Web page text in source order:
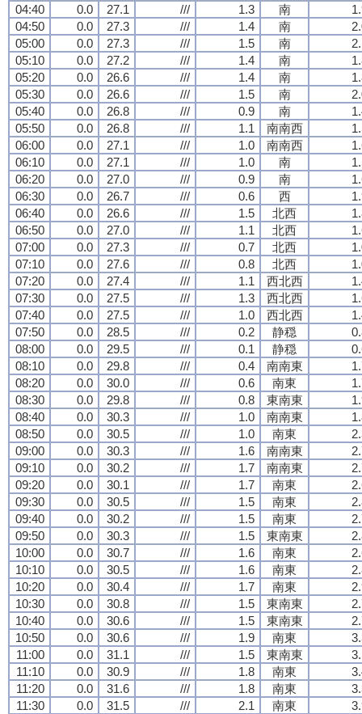
04:40
0.0 27.1 /// 1.3 南
04:50
0.0 27.3 /// 1.4 南
05:00
0.0 27.3 /// 1.5 南
05:10
0.0 27.2 /// 1.4 南
05:20
0.0 26.6 /// 1.4 南
05:30
0.0 26.6 /// 1.5 南
05:40
0.0 26.8 /// 0.9 南
05:50
0.0 26.8 /// 1.1 南南西
06:00
0.0 27.1 /// 1.0 南南西
06:10
0.0 27.1 /// 1.0 南
06:20
0.0 27.0 /// 0.9 南
06:30
0.0 26.7 /// 0.6 西
06:40
0.0 26.6 /// 1.5 北西
06:50
0.0 27.0 /// 1.1 北西
07:00
0.0 27.3 /// 0.7 北西
07:10
0.0 27.6 /// 0.8 北西
07:20
0.0 27.4 /// 1.1 西北西
07:30
0.0 27.5 /// 1.3 西北西
07:40
0.0 27.5 /// 1.0 西北西
07:50
0.0 28.5 /// 0.2 静穏
08:00
0.0 29.5 /// 0.1 静穏
08:10
0.0 29.8 /// 0.4 南南東
08:20
0.0 30.0 /// 0.6 南東
08:30
0.0 29.8 /// 0.8 東南東
08:40
0.0 30.3 /// 1.0 南南東
08:50
0.0 30.5 /// 1.0 南東
09:00
0.0 30.3 /// 1.6 南南東
09:10
0.0 30.2 /// 1.7 南南東
09:20
0.0 30.1 /// 1.7 南東
09:30
0.0 30.5 /// 1.5 南東
09:40
0.0 30.2 /// 1.5 南東
09:50
0.0 30.3 /// 1.5 東南東
10:00
0.0 30.7 /// 1.6 南東
10:10
0.0 30.5 /// 1.6 南東
10:20
0.0 30.4 /// 1.7 南東
10:30
0.0 30.8 /// 1.5 東南東
10:40
0.0 30.6 /// 1.5 東南東
10:50
0.0 30.6 /// 1.9 南東
11:00
0.0 31.1 /// 1.5 東南東
11:10
0.0 30.9 /// 1.8 南東
11:20
0.0 31.6 /// 1.8 南東
11:30
0.0 31.5 /// 2.1 南東